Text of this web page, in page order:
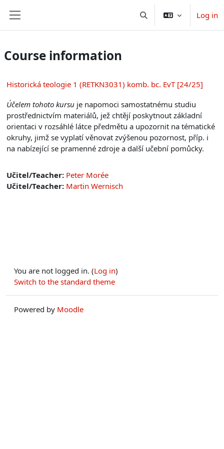
Toggle search inputLog in
Course information
Historická teologie 1 (RETKN3031) komb. bc. EvT [24/25]
Účelem tohoto kursu je napomoci samostatnému studiu
prostřednictvím materiálů, jež chtějí poskytnout základní
orientaci v rozsáhlé látce předmětu a upozornit na tématické
okruhy, jimž se vyplatí věnovat zvýšenou pozornost, příp. i
na nabízející se pramenné zdroje a další učební pomůcky.
Učitel/Teacher: Peter Morée
Učitel/Teacher: Martin Wernisch
You are not logged in. (Log in)
Switch to the standard theme
Powered by Moodle